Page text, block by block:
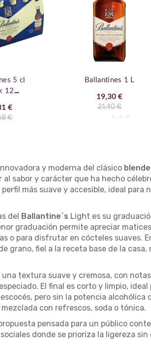
5 cl
12
€
€
Ballantines 1 L
19,30 €
21,40 €
y moderna del clásico
sabor y carácter que ha hecho
más suave y accesible, ideal para
del Ballantine´s Light es su
graduación permite apreciar
o para disfrutar en cócteles suaves.
grano, fiel a la receta base de la
una textura suave y cremosa, con
El final es corto y limpio,
escocés, pero sin la potencia alcohólica
con refrescos, soda o tónica.
pensada para un público
donde se prioriza la ligereza